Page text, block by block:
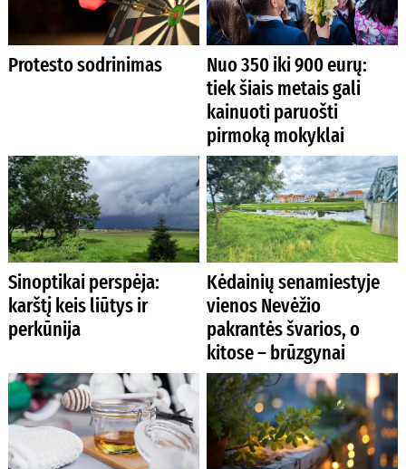
Protesto sodrinimas
Nuo 350 iki 900 eurų:
tiek šiais metais gali
kainuoti paruošti
pirmoką mokyklai
Sinoptikai perspėja:
karštį keis liūtys ir
perkūnija
Kėdainių senamiestyje
vienos Nevėžio
pakrantės švarios, o
kitose – brūzgynai